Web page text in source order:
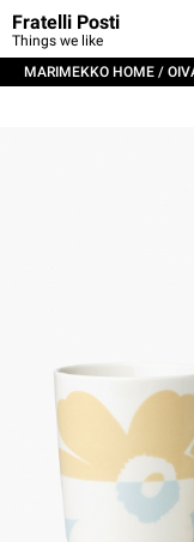
Fratelli Posti
Things we like
MARIMEKKO HOME /